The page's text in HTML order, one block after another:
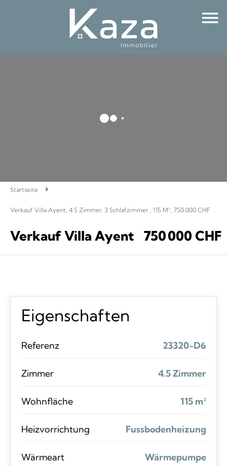
Startseite
Verkauf Villa Ayent, 4.5 Zimmer, 3 Schlafzimmer , 115 M², 750.000 CHF
Verkauf Villa Ayent 750 000 CHF
Eigenschaften
Referenz 23320-D6
Zimmer 4.5 Zimmer
Wohnfläche 115 m²
Heizvorrichtung Fussbodenheizung
Wärmeart Wärmepumpe